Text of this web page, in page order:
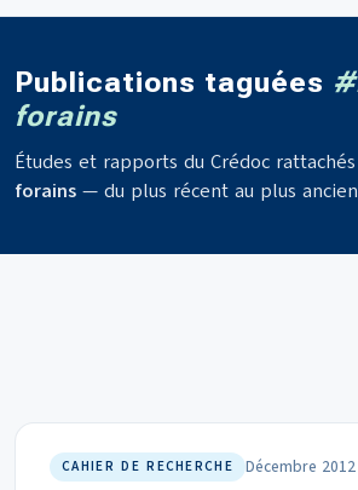
Publications taguées
forains
Études et rapports du Crédoc
forains — du plus récent au plus
CAHIER DE RECHERCHE Décembre 2012